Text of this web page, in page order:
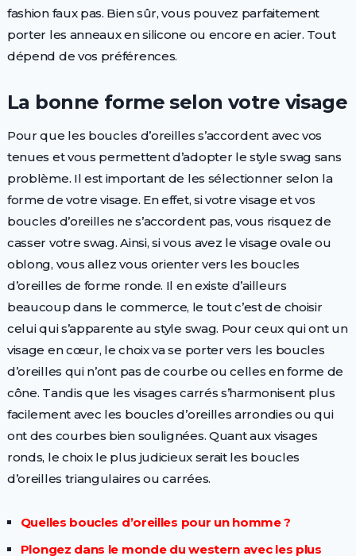
fashion faux pas. Bien sûr, vous pouvez parfaitement
porter les anneaux en silicone ou encore en acier. Tout
dépend de vos préférences.
La bonne forme selon votre visage
Pour que les boucles d’oreilles s’accordent avec vos
tenues et vous permettent d’adopter le style swag sans
problème. Il est important de les sélectionner selon la
forme de votre visage. En effet, si votre visage et vos
boucles d’oreilles ne s’accordent pas, vous risquez de
casser votre swag. Ainsi, si vous avez le visage ovale ou
oblong, vous allez vous orienter vers les boucles
d’oreilles de forme ronde. Il en existe d’ailleurs
beaucoup dans le commerce, le tout c’est de choisir
celui qui s’apparente au style swag. Pour ceux qui ont un
visage en cœur, le choix va se porter vers les boucles
d’oreilles qui n’ont pas de courbe ou celles en forme de
cône. Tandis que les visages carrés s’harmonisent plus
facilement avec les boucles d’oreilles arrondies ou qui
ont des courbes bien soulignées. Quant aux visages
ronds, le choix le plus judicieux serait les boucles
d’oreilles triangulaires ou carrées.
Quelles boucles d’oreilles pour un homme ?
Plongez dans le monde du western avec les plus